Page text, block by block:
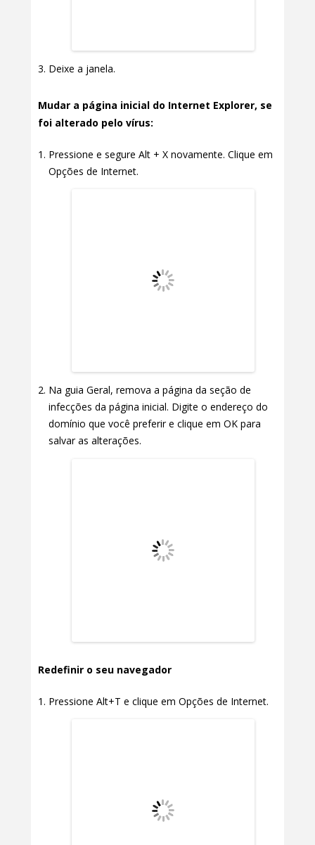
Deixe a janela.
Mudar a página inicial do Internet Explorer, se
foi alterado pelo vírus:
Pressione e segure Alt + X novamente. Clique em
Opções de Internet.
Na guia Geral, remova a página da seção de
infecções da página inicial. Digite o endereço do
domínio que você preferir e clique em OK para
salvar as alterações.
Redefinir o seu navegador
Pressione Alt+T e clique em Opções de Internet.